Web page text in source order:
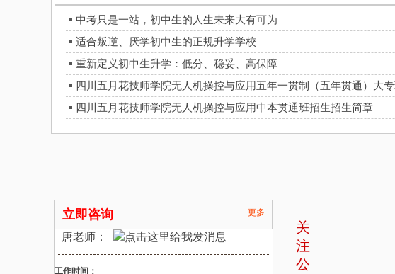
中考只是一站，初中生的人生未来大有可为
适合叛逆、厌学初中生的正规升学学校
重新定义初中生升学：低分、稳妥、高保障
四川五月花技师学院无人机操控与应用中本贯通班招生招生简章
立即咨询 更多
唐老师：
工作时间：
关
注
公